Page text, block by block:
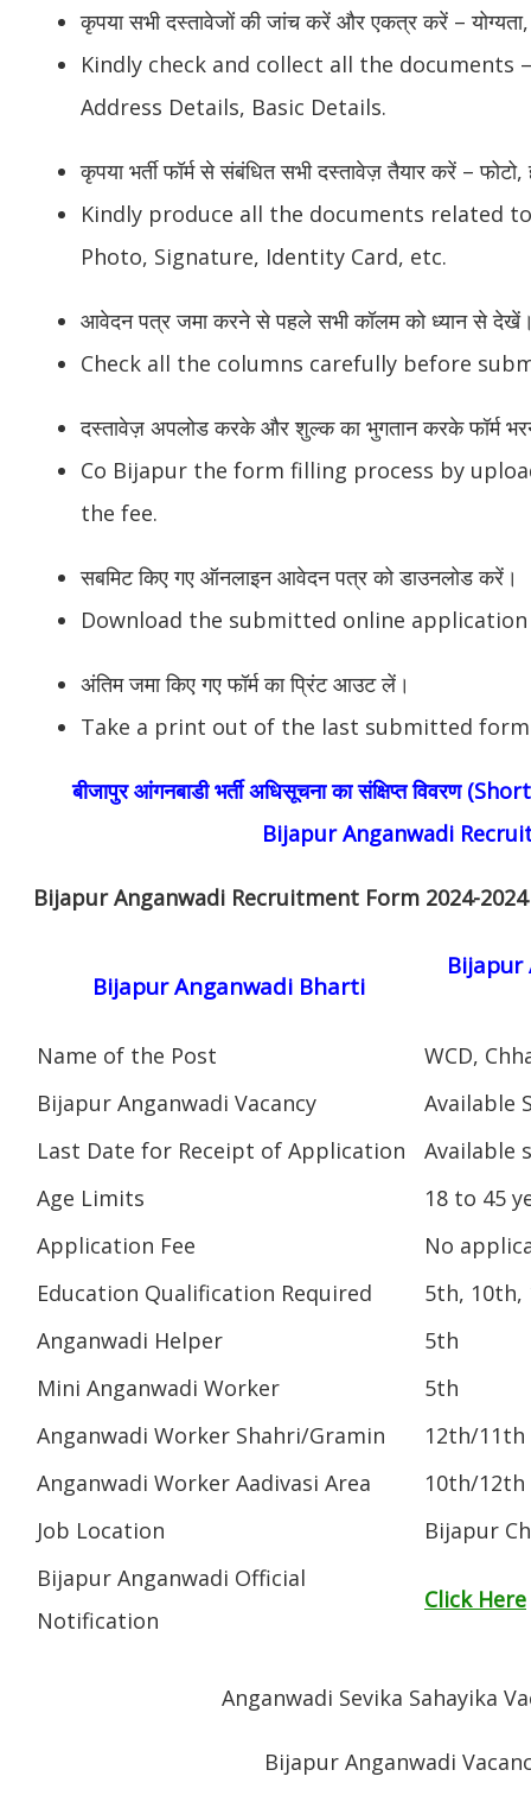
कृपया सभी दस्तावेजों की जांच करें और एकत्र करें –
Kindly check and collect all the documents
Address Details, Basic Details.
कृपया भर्ती फॉर्म से संबंधित सभी दस्तावेज़ तैयार करें –
Kindly produce all the documents related
Photo, Signature, Identity Card, etc.
आवेदन पत्र जमा करने से पहले सभी कॉलम को ध्यान से
Check all the columns carefully before
दस्तावेज़ अपलोड करके और शुल्क का भुगतान करके फॉर्म
Co Bijapur the form filling process by
the fee.
सबमिट किए गए ऑनलाइन आवेदन पत्र को डाउनलोड करें।
Download the submitted online
अंतिम जमा किए गए फॉर्म का प्रिंट आउट लें।
Take a print out of the last submitted
बीजापुर आंगनबाडी भर्ती अधिसूचना का संक्षिप्त विवरण
Bijapur Anganwadi
Bijapur Anganwadi Recruitment Form 2024-
Bijapur Anganwadi Bharti
Bijapur
Name of the Post
WCD,
Bijapur Anganwadi Vacancy
Available
Last Date for Receipt of Application
Available
Age Limits
18 to 45
Application Fee
No
Education Qualification Required
5th, 10th,
Anganwadi Helper
5th
Mini Anganwadi Worker
5th
Anganwadi Worker Shahri/Gramin
12th/11th
Anganwadi Worker Aadivasi Area
10th/12th
Job Location
Bijapur
Bijapur Anganwadi Official
Notification
Click Here
Anganwadi Sevika Sahayika
Bijapur Anganwadi